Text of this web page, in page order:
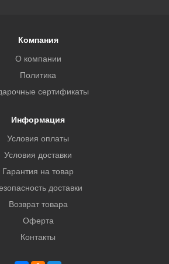
Компания
О компании
Политика
сертификаты
Информация
Условия оплаты
Условия доставки
Гарантия на товар
доставки
Возврат товара
Оферта
Контакты